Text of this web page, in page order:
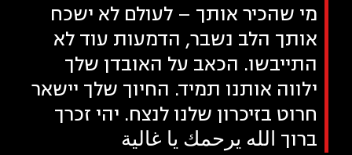
מי שהכיר אותך – לעולם לא ישכח
אותך הלב נשבר, הדמעות עוד לא
התייבשו. הכאב על האובדן שלך
ילווה אותנו תמיד. החיוך שלך יישאר
חרוט בזיכרון שלנו לנצח. יהי זכרך
ברוך الله يرحمك يا غالية